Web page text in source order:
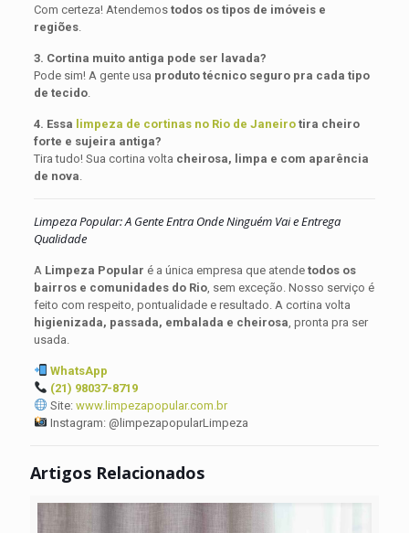
Com certeza! Atendemos todos os tipos de imóveis e
regiões.
3. Cortina muito antiga pode ser lavada?
Pode sim! A gente usa produto técnico seguro pra cada tipo
de tecido.
4. Essa limpeza de cortinas no Rio de Janeirotira cheiro
forte e sujeira antiga?
Tira tudo! Sua cortina volta cheirosa, limpa e com aparência
de nova
Limpeza Popular: A Gente Entra Onde Ninguém Vai e Entrega
Qualidade
A Limpeza Popular é a única empresa que atende todos os
bairros e comunidades do Rio, sem exceção. Nosso serviço é
feito com respeito, pontualidade e resultado. A cortina volta
higienizada, passada, embalada e cheirosa , pronta pra ser
usada.
WhatsApp
(21) 98037-8719
Site: www.limpezapopular.com.br
Instagram: @limpezapopularLimpeza
Artigos Relacionados